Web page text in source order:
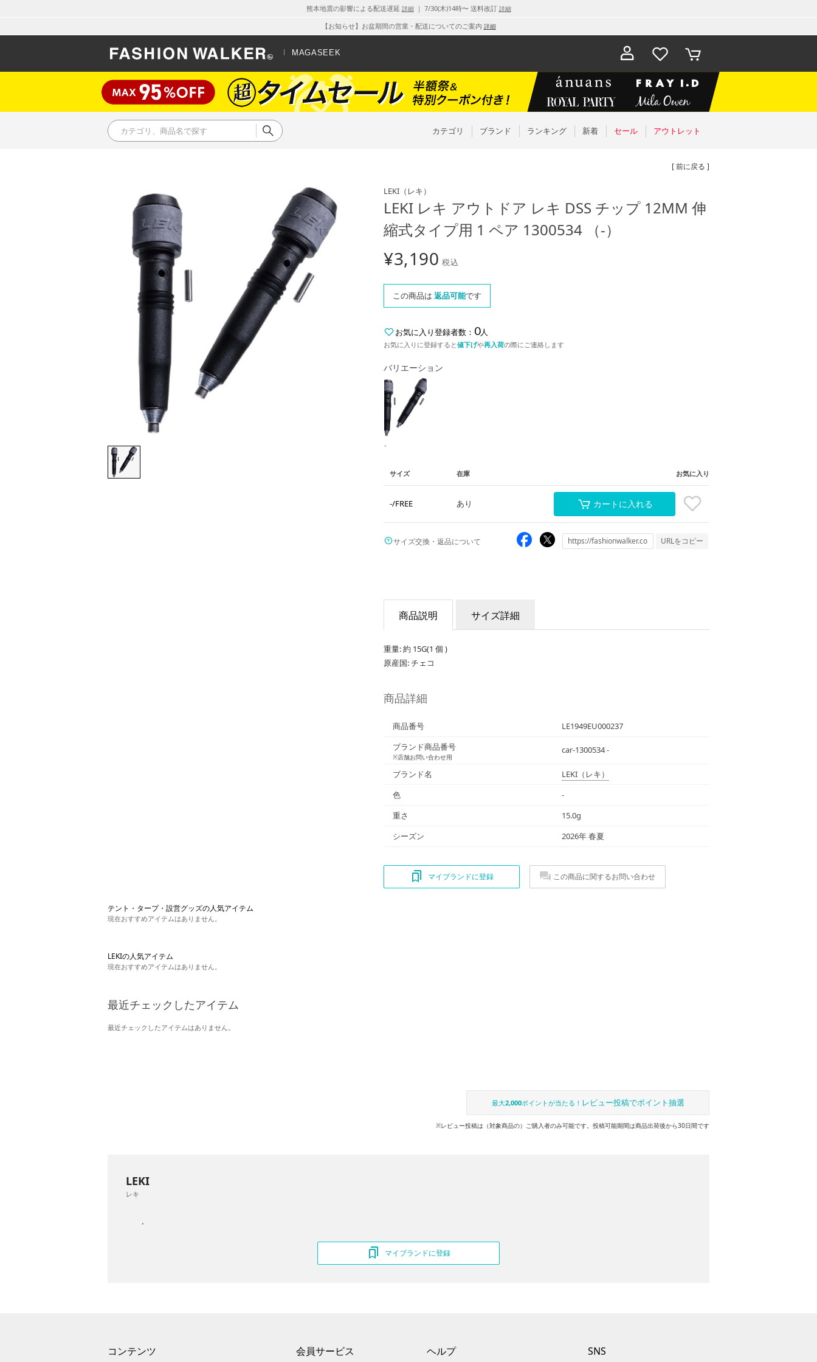
熊本地震の影響による配送遅延 詳細｜ 7/30(木)14時〜 送料改訂 詳細
【お知らせ】お盆期間の営業・配送についてのご案内 詳細
MAGASEEK
お気に入
り
カート
カテゴリ ブランド ランキング 新着 セール アウトレット
[ 前に戻る ]
LEKI （レキ）
LEKI レキ アウトドア レキ DSS チップ 12MM 伸
縮式タイプ用 1 ペア 1300534 （-）
¥3,190 税込
この商品は 返品可能です
お気に入り登録者数： 0人
お気に入りに登録すると値下げや再入荷の際にご連絡します
バリエーション
-
サイズ 在庫 お気に入り
-/FREE あり カートに入れる
サイズ交換・返品について URLをコピー
商品説明 サイズ詳細
重量: 約 15G(1 個 )
原産国: チェコ
商品詳細
商品番号
LE1949EU000237
ブランド商品番号
※店舗お問い合わせ用
car-1300534 -
ブランド名 LEKI （レキ）
色
-
重さ
15.0g
シーズン
2026年 春夏
マイブランドに登録 この商品に関するお問い合わせ
テント・タープ・設営グッズの人気アイテム
現在おすすめアイテムはありません。
LEKIの人気アイテム
現在おすすめアイテムはありません。
最近チェックしたアイテム
最近チェックしたアイテムはありません。
最大2,000ポイントが当たる！ レビュー投稿でポイント抽選
※レビュー投稿は（対象商品の）ご購入者のみ可能です。投稿可能期間は商品出荷後から30日間です
LEKI
レキ
マイブランドに登録
コンテンツ 会員サービス ヘルプ SNS